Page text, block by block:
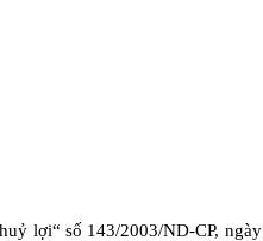
lợi“ số 143/2003/ND-CP, ngày